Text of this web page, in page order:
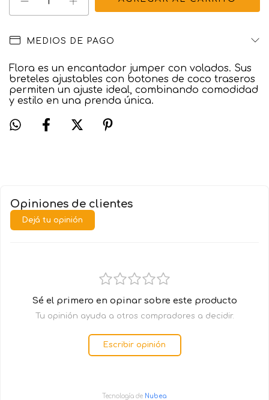
MEDIOS DE PAGO
Flora es un encantador jumper con volados. Sus
breteles ajustables con botones de coco traseros
permiten un ajuste ideal, combinando comodidad
y estilo en una prenda única.
Opiniones de clientes
Dejá tu opinión
Sé el primero en opinar sobre este producto
Tu opinión ayuda a otros compradores a decidir.
Escribir opinión
Tecnología de Nubea